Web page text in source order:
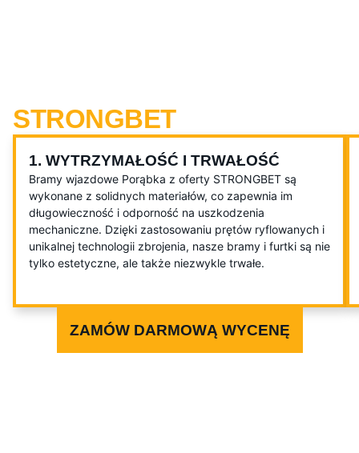
STRONGBET
1. WYTRZYMAŁOŚĆ I TRWAŁOŚĆ
Bramy wjazdowe Porąbka z oferty STRONGBET są
wykonane z solidnych materiałów, co zapewnia im
długowieczność i odporność na uszkodzenia
mechaniczne. Dzięki zastosowaniu prętów ryflowanych i
unikalnej technologii zbrojenia, nasze bramy i furtki są nie
tylko estetyczne, ale także niezwykle trwałe.
ZAMÓW DARMOWĄ WYCENĘ